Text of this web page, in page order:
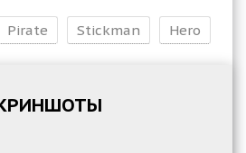
Pirate Stickman Hero